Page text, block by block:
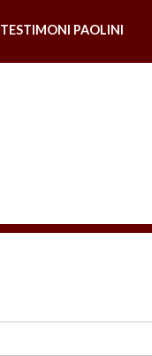
TESTIMONI PAOLINI